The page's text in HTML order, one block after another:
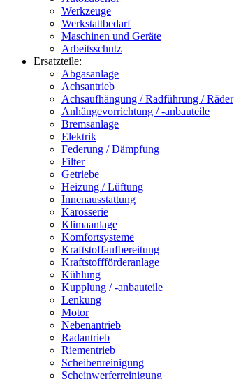
Werkzeuge
Werkstattbedarf
Maschinen und Geräte
Arbeitsschutz
Ersatzteile:
Abgasanlage
Achsantrieb
Achsaufhängung / Radführung / Räder
Anhängevorrichtung / -anbauteile
Bremsanlage
Elektrik
Federung / Dämpfung
Filter
Getriebe
Heizung / Lüftung
Innenausstattung
Karosserie
Klimaanlage
Komfortsysteme
Kraftstoffaufbereitung
Kraftstoffförderanlage
Kühlung
Kupplung / -anbauteile
Lenkung
Motor
Nebenantrieb
Radantrieb
Riementrieb
Scheibenreinigung
Scheinwerferreinigung